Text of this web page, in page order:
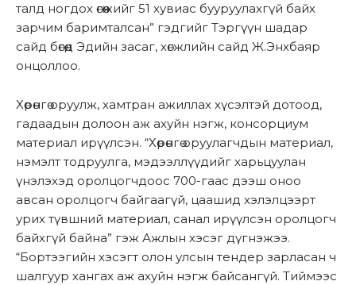
талд ногдох өгөөжийг 51 хувиас бууруулахгүй байх
зарчим баримталсан” гэдгийг Тэргүүн шадар
сайд бөгөөд Эдийн засаг, хөгжлийн сайд Ж.Энхбаяр
онцоллоо.
Хөрөнгө оруулж, хамтран ажиллах хүсэлтэй дотоод,
гадаадын долоон аж ахуйн нэгж, консорциум
материал ирүүлсэн. “Хөрөнгө оруулагчдын материал,
нэмэлт тодруулга, мэдээллүүдийг харьцуулан
үнэлэхэд оролцогчдоос 700-гаас дээш оноо
авсан оролцогч байгаагүй, цаашид хэлэлцээрт
урих түвшний материал, санал ирүүлсэн оролцогч
байхгүй байна” гэж Ажлын хэсэг дүгнэжээ.
“Бортээгийн хэсэгт олон улсын тендер зарласан ч
шалгуур хангах аж ахуйн нэгж байсангүй. Тиймээс